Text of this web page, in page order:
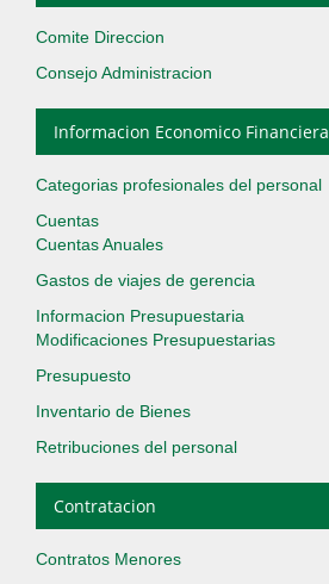
Comite Direccion
Consejo Administracion
Informacion Economico Financiera
Categorias profesionales del personal
Cuentas
Cuentas Anuales
Gastos de viajes de gerencia
Informacion Presupuestaria
Modificaciones Presupuestarias
Presupuesto
Inventario de Bienes
Retribuciones del personal
Contratacion
Contratos Menores